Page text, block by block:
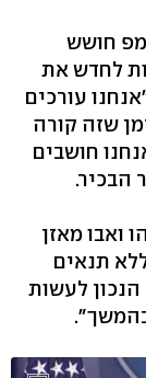
חושש
לחדש את
עורכים
שזה קורה
חושבים
הבכיר.
ואבו מאזן
תנאים
לעשות